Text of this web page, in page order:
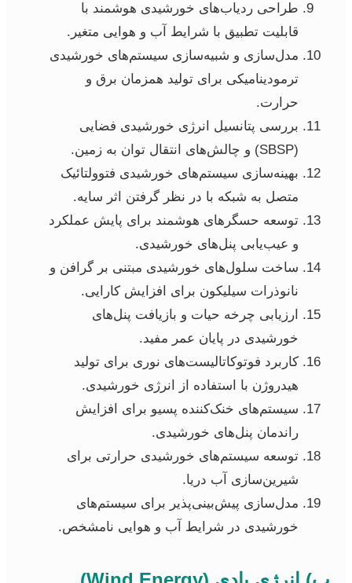
طراحی ردیاب‌های خورشیدی هوشمند با
قابلیت تطبیق با شرایط آب و هوایی متغیر.
مدل‌سازی و شبیه‌سازی سیستم‌های خورشیدی
ترمودینامیکی برای تولید همزمان برق و
حرارت.
بررسی پتانسیل انرژی خورشیدی فضایی
(SBSP) و چالش‌های انتقال توان به زمین.
بهینه‌سازی سیستم‌های خورشیدی فتوولتائیک
متصل به شبکه با در نظر گرفتن اثر سایه.
توسعه حسگرهای هوشمند برای پایش عملکرد
و عیب‌یابی پنل‌های خورشیدی.
ساخت سلول‌های خورشیدی مبتنی بر گرافن و
نانوذرات سیلیکون برای افزایش کارایی.
ارزیابی چرخه حیات و بازیافت پنل‌های
خورشیدی در پایان عمر مفید.
کاربرد فوتوکاتالیست‌های نوری برای تولید
هیدروژن با استفاده از انرژی خورشیدی.
سیستم‌های خنک‌کننده پسیو برای افزایش
راندمان پنل‌های خورشیدی.
توسعه سیستم‌های خورشیدی حرارتی برای
شیرین‌سازی آب دریا.
مدل‌سازی پیش‌بینی‌پذیر برای سیستم‌های
خورشیدی در شرایط آب و هوایی نامشخص.